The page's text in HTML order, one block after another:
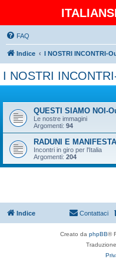
FAQ
Indice I NOSTRI INCONTRI-
I NOSTRI
QUESTI SIAMO NOI-
Le nostre immagini
Argomenti: 94
RADUNI E
Incontri in giro per l'Italia
Argomenti: 204
Indice Contattaci
Creato da phpBB®